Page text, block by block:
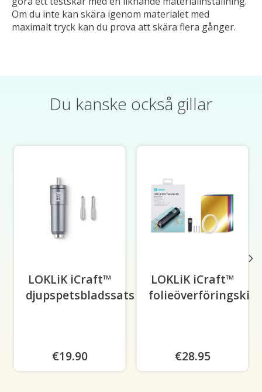
Om du inte kan skära igenom materialet med
maximalt tryck kan du prova att skära flera gånger.
Du kanske också gillar
LOKLiK iCraft™
djupspetsbladssats
€19.90
LOKLiK iCraft™
folieöverföringskit
€28.95